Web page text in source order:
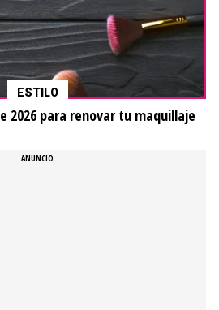
ESTILO
2026 para renovar tu maquillaje